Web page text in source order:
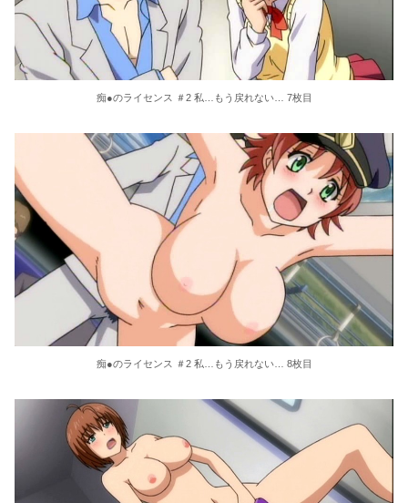
痴●のライセンス ＃2 私…もう戻れない… 7枚目
痴●のライセンス ＃2 私…もう戻れない… 8枚目